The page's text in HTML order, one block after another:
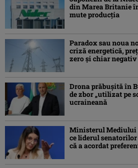
din Marea Britanie
mute producția
Paradox sau noua
criză energetică,
zero și chiar negativ
Drona prăbuşită în
de zbor „utilizat pe
ucraineană
Ministerul Mediului
ce liderul
că a acordat